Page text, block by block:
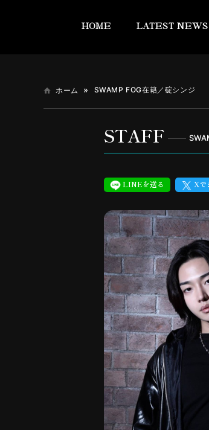
HOME LATEST NEWS
ホーム SWAMP FOG在籍／碇シンジ
STAFF
LINEを送る Xで